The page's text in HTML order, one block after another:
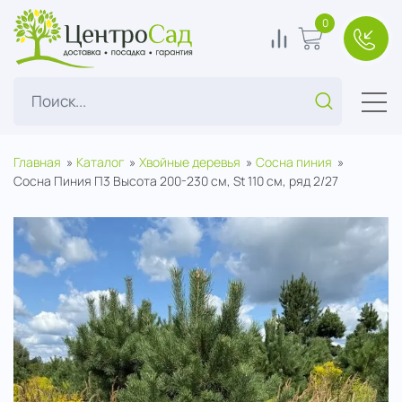
ЦентроСад
Поиск...
0 В корзину
0
Главная Каталог Хвойные деревья
Сосна пиния
Сосна Пиния П3 Высота 200-230 см, St 110 см, ряд 2/27